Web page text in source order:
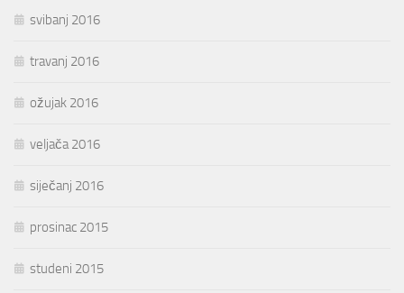
svibanj 2016
travanj 2016
ožujak 2016
veljača 2016
siječanj 2016
prosinac 2015
studeni 2015